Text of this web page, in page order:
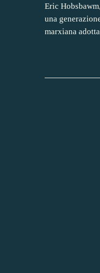
Eric
una
marxiana